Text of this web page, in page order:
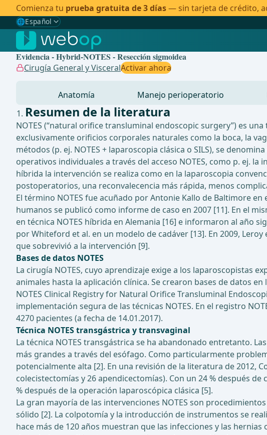
Comienza tu prueba gratuita de 3 días— sin tarjeta de crédito,
🌐Español
Gewählte Sprache: Español
🇩🇪 Alemán
🇬🇧Inglés
Evidencia - Hybrid-NOTES - Resección sigmoidea
Cirugía General y VisceralActivar ahora
Anatomía Manejo perioperatorio
Resumen de la literatura
NOTES (“natural orifice transluminal endoscopic surgery”) es
exclusivamente orificios corporales naturales como la boca, la
métodos (p. ej. NOTES + laparoscopia clásica o SILS), se
operativos individuales a través del acceso NOTES, como p. ej.
híbrida la intervención se realiza como en la laparoscopia
postoperatorios, una reconvalecencia más rápida, menos
El término NOTES fue acuñado por Antonie Kallo de Baltimore
humanos se publicó como informe de caso en 2007 [11]. En el
en técnica NOTES híbrida en Alemania [16] e informaron al año
por Whiteford et al. en un modelo de cadáver [13]. En 2009,
que sobrevivió a la intervención [9].
Bases de datos NOTES
La cirugía NOTES, cuyo aprendizaje exige a los laparoscopistas
animales hasta la aplicación clínica. Se crearon bases de datos
NOTES Clinical Registry for Natural Orifice Transluminal
implementación segura de las técnicas NOTES. En el registro
4270 pacientes (a fecha de 14.01.2017).
Técnica NOTES transgástrica y transvaginal
La técnica NOTES transgástrica se ha abandonado entretanto.
más grandes a través del esófago. Como particularmente
potencialmente alta [2]. En una revisión de la literatura de 2012,
colecistectomías y 26 apendicectomías). Con un 24 % después
% después de la operación laparoscópica clásica [5].
La gran mayoría de las intervenciones NOTES son
sólido [2]. La colpotomía y la introducción de instrumentos se
hace más de 120 años muestran que las infecciones y las